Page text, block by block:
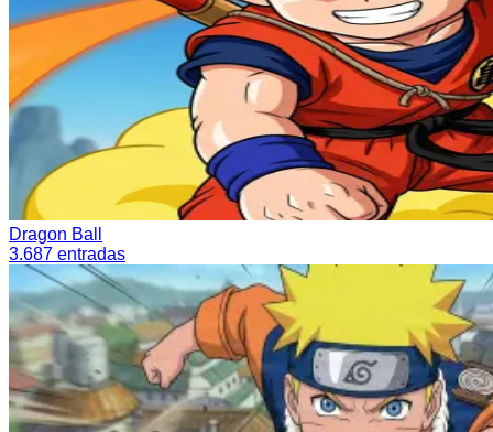
Dragon Ball
3.687 entradas